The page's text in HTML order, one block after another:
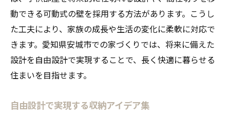
動できる可動式の壁を採用する方法があります。こうし
た工夫により、家族の成長や生活の変化に柔軟に対応で
きます。愛知県安城市での家づくりでは、将来に備えた
設計を自由設計で実現することで、長く快適に暮らせる
住まいを目指せます。
自由設計で実現する収納アイデア集